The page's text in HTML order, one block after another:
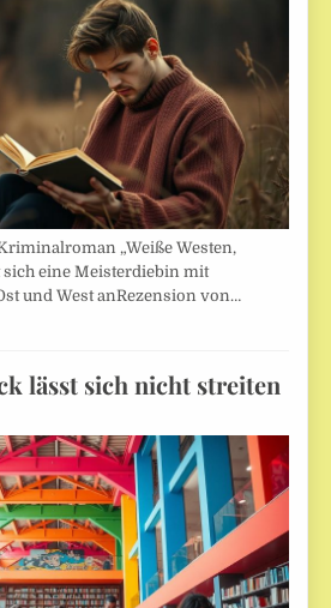
„Weiße Westen,
sich eine Meisterdiebin mit
und West anRezension von…
lässt sich nicht streiten